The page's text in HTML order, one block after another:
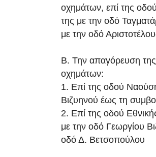
οχημάτων, επί της
της με την οδό
με την οδό
Β. Την απαγόρευση
οχημάτων:
1. Επί της οδού
Βιζυηνού έως τη
2. Επί της οδού
με την οδό Γεωργίου
οδό Δ. Βετσοπούλου